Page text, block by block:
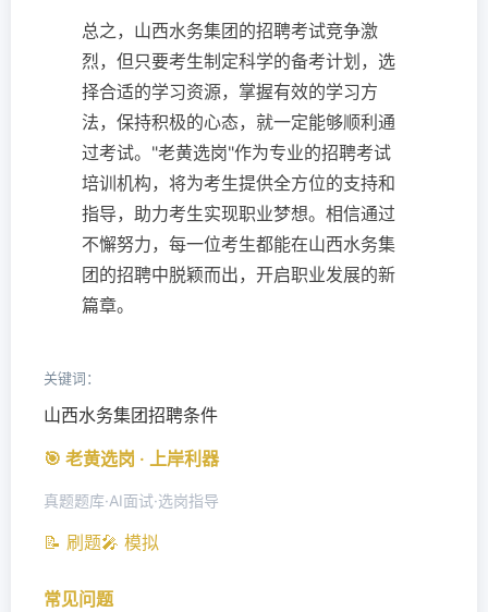
总之，山西水务集团的招聘考试竞争激
烈，但只要考生制定科学的备考计划，选
择合适的学习资源，掌握有效的学习方
法，保持积极的心态，就一定能够顺利通
过考试。"老黄选岗"作为专业的招聘考试
培训机构，将为考生提供全方位的支持和
指导，助力考生实现职业梦想。相信通过
不懈努力，每一位考生都能在山西水务集
团的招聘中脱颖而出，开启职业发展的新
篇章。
关键词：
山西水务集团招聘条件
🎯 老黄选岗 · 上岸利器
真题题库·AI面试·选岗指导
📝 刷题🎤 模拟
常见问题